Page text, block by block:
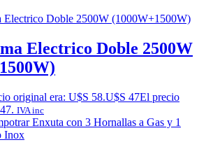
Electrico Doble 2500W
original era: U$S 58.U$S 47El precio
IVA inc